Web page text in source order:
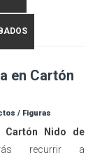
en Cartón
/ Figuras
Cartón Nido de
recurrir a